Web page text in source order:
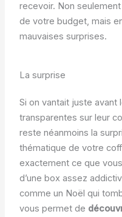
recevoir. Non
de votre budget, mais
mauvaises surprises.
La surprise
Si on vantait juste
transparentes sur leur
reste néanmoins la
thématique de votre
exactement ce que
d’une box assez
comme un Noël qui
vous permet de